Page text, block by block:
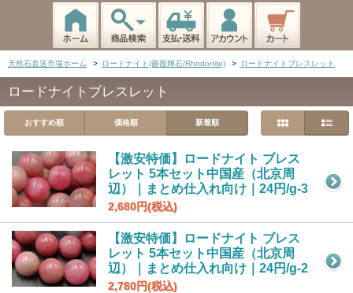
天然石直送市場ホーム > ロードナイト(薔薇輝石/Rhodonite) > ロードナイトブレスレット
ロードナイトブレスレット
おすすめ順 価格順 新着順
【激安特価】ロードナイト ブレス
レット 5本セット中国産（北京周
辺）｜まとめ仕入れ向け｜24円/g-3
2,680円(税込)
【激安特価】ロードナイト ブレス
レット 5本セット中国産（北京周
辺）｜まとめ仕入れ向け｜24円/g-2
2,780円(税込)